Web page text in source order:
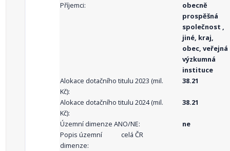
Příjemci:
obecně
prospěšná
společnost ,
jiné, kraj,
obec, veřejná
výzkumná
instituce
Alokace dotačního titulu 2023 (mil.
Kč):
38.21
Alokace dotačního titulu 2024 (mil.
Kč):
38.21
Územní dimenze ANO/NE:
ne
Popis územní
dimenze:
celá ČR